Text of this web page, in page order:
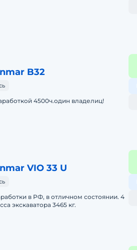
B32
4500ч.один владелиц!
VIO 33 U
в РФ, в отличном состоянии. 4
экскаватора 3465 кг.